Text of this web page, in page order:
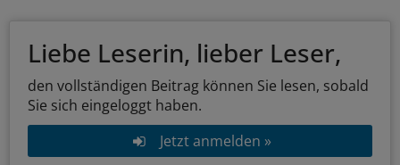
Liebe Leserin, lieber Leser,
den vollständigen Beitrag können Sie lesen, sobald
Sie sich eingeloggt haben.
Jetzt anmelden »